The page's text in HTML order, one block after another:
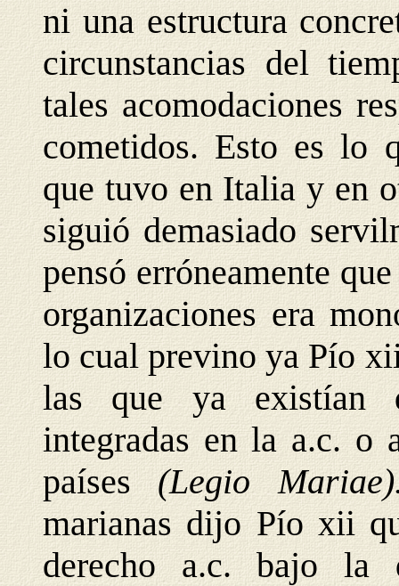
ni una estructura
circunstancias del
tales acomodaciones
cometidos. Esto es lo
que tuvo en Italia y en
siguió demasiado
pensó erróneamente
organizaciones era
lo cual previno ya Pío
las que ya existían
integradas en la a.c. o
países(Legio
marianas dijo Pío xii
derecho a.c. bajo la